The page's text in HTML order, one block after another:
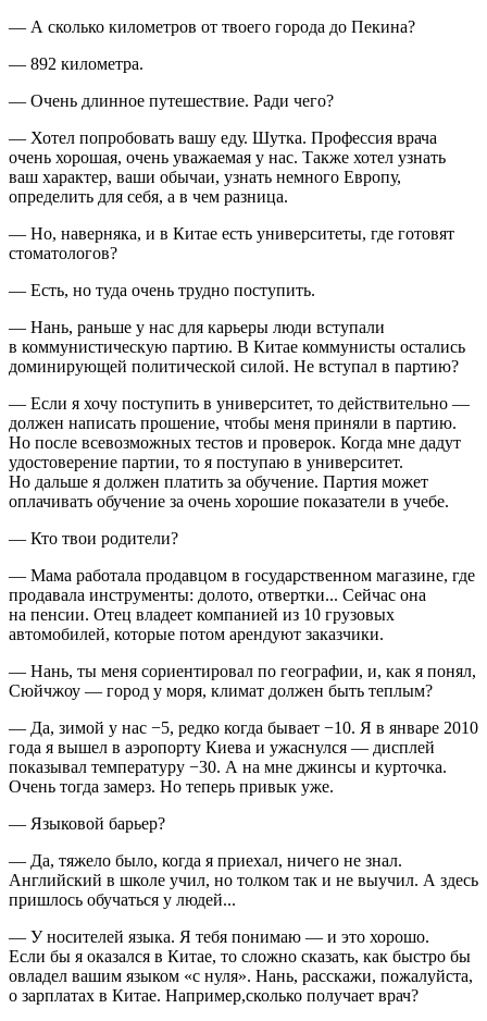
— А сколько километров от твоего города до Пекина?
— 892 километра.
— Очень длинное путешествие. Ради чего?
— Хотел попробовать вашу еду. Шутка. Профессия врача
очень хорошая, очень уважаемая у нас. Также хотел узнать
ваш характер, ваши обычаи, узнать немного Европу,
определить для себя, а в чем разница.
— Но, наверняка, и в Китае есть университеты, где готовят
стоматологов?
— Есть, но туда очень трудно поступить.
— Нань, раньше у нас для карьеры люди вступали
в коммунистическую партию. В Китае коммунисты остались
доминирующей политической силой. Не вступал в партию?
— Если я хочу поступить в университет, то действительно —
должен написать прошение, чтобы меня приняли в партию.
Но после всевозможных тестов и проверок. Когда мне дадут
удостоверение партии, то я поступаю в университет.
Но дальше я должен платить за обучение. Партия может
оплачивать обучение за очень хорошие показатели в учебе.
— Кто твои родители?
— Мама работала продавцом в государственном магазине, где
продавала инструменты: долото, отвертки... Сейчас она
на пенсии. Отец владеет компанией из 10 грузовых
автомобилей, которые потом арендуют заказчики.
— Нань, ты меня сориентировал по географии, и, как я понял,
Сюйчжоу — город у моря, климат должен быть теплым?
— Да, зимой у нас −5, редко когда бывает −10. Я в январе 2010
года я вышел в аэропорту Киева и ужаснулся — дисплей
показывал температуру −30. А на мне джинсы и курточка.
Очень тогда замерз. Но теперь привык уже.
— Языковой барьер?
— Да, тяжело было, когда я приехал, ничего не знал.
Английский в школе учил, но толком так и не выучил. А здесь
пришлось обучаться у людей...
— У носителей языка. Я тебя понимаю — и это хорошо.
Если бы я оказался в Китае, то сложно сказать, как быстро бы
овладел вашим языком «с нуля». Нань, расскажи, пожалуйста,
о зарплатах в Китае. Например,сколько получает врач?